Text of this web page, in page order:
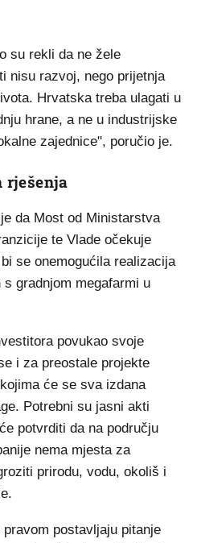
su rekli da ne žele
nisu razvoj, nego prijetnja
Hrvatska treba ulagati u
hrane, a ne u industrijske
zajednice", poručio je.
rješenja
da Most od Ministarstva
te Vlade očekuje
se onemogućila realizacija
gradnjom megafarmi u
povukao svoje
i za preostale projekte
će se sva izdana
Potrebni su jasni akti
potvrditi da na području
nema mjesta za
prirodu, vodu, okoliš i
postavljaju pitanje